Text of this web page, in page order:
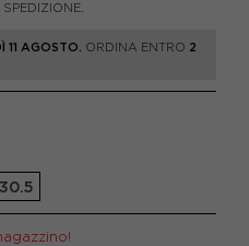
11 AGOSTO. ORDINA ENTRO 2
30.5